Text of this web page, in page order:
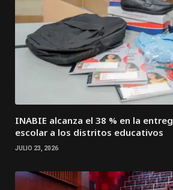
INABIE alcanza el 38 % en la
escolar a los distritos educativos
JULIO 23, 2026